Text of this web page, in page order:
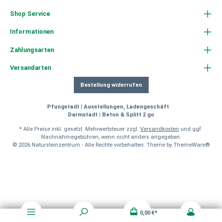
0,00 €*
Shop Service
Informationen
Zahlungsarten
Versandarten
Bestellung widerrufen
Pfungstadt | Ausstellungen, Ladengeschäft
Darmstadt | Beton & Splitt 2 go
* Alle Preise inkl. gesetzl. Mehrwertsteuer zzgl. Versandkosten und ggf.
Nachnahmegebühren, wenn nicht anders angegeben.
© 2026 Natursteinzentrum - Alle Rechte vorbehalten. Theme by ThemeWare®